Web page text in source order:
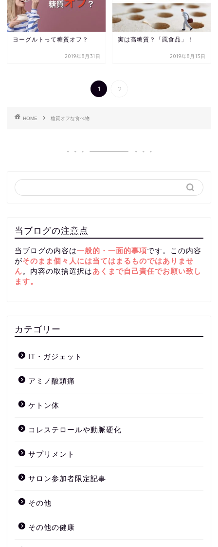
ヨーグルトって糖質オフ？
2019年8月31日
実は高糖質？「罠食品」！
2019年8月13日
1 2
HOME 糖質オフな食べ物
当ブログの注意点
当ブログの内容は一般的・一面的事項です。この内容
がそのまま個々人には当てはまるものではありませ
ん。内容の取捨選択はあくまで自己責任でお願い致し
ます。
カテゴリー
IT・ガジェット
アミノ酸頭痛
ケトン体
コレステロールや動脈硬化
サプリメント
サロン参加者限定記事
その他
その他の健康